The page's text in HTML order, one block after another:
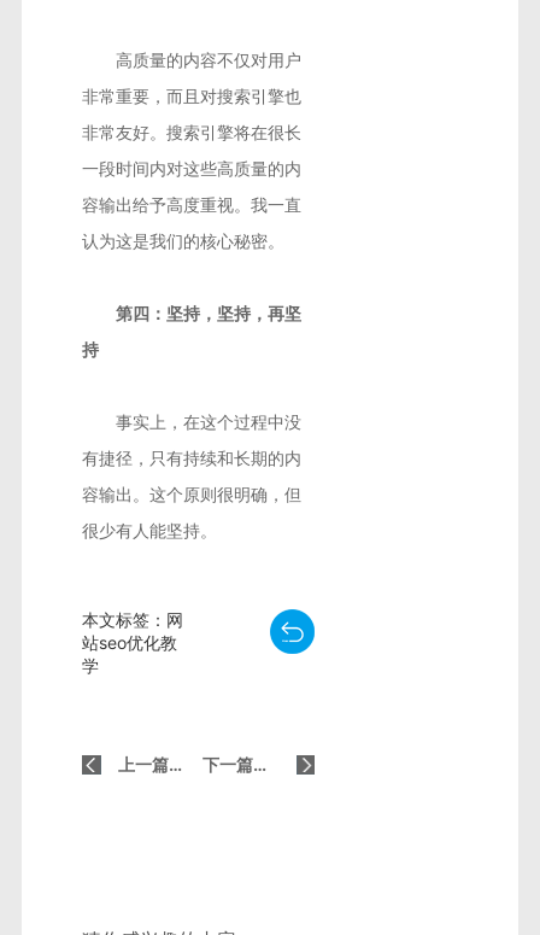
高质量的内容不仅对用户
非常重要，而且对搜索引擎也
非常友好。搜索引擎将在很长
一段时间内对这些高质量的内
容输出给予高度重视。我一直
认为这是我们的核心秘密。
第四：坚持，坚持，再坚
持
事实上，在这个过程中没
有捷径，只有持续和长期的内
容输出。这个原则很明确，但
很少有人能坚持。
本文标签：网
站seo优化教
学
上一篇：SEO的常见错误是什么？ 下一篇：如何写SEO的标题？